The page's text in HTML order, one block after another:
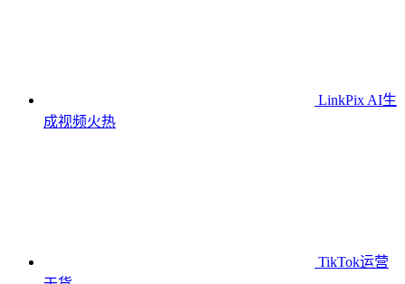
LinkPix AI生
成视频火热
TikTok运营